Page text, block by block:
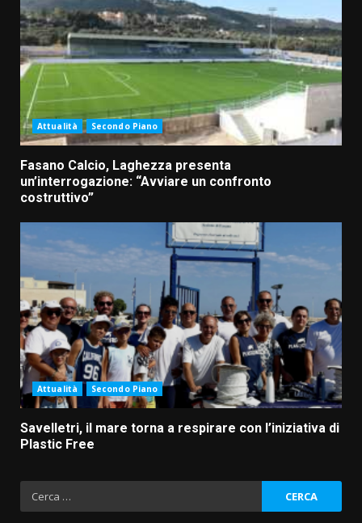
Attualità Secondo Piano
Fasano Calcio, Laghezza presenta
un’interrogazione: “Avviare un confronto
costruttivo”
Attualità Secondo Piano
Savelletri, il mare torna a respirare con l’iniziativa di
Plastic Free
Ricerca
per: